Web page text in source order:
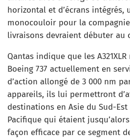
horizontal et d’écrans intégrés,
monocouloir pour la
livraisons devraient débuter au
Qantas indique que les
Boeing 737 actuellement en
d’action allongé de 3 000 nm
appareils, ils lui permettront
destinations en Asie du Sud-
Pacifique qui étaient
façon efficace par ce segment